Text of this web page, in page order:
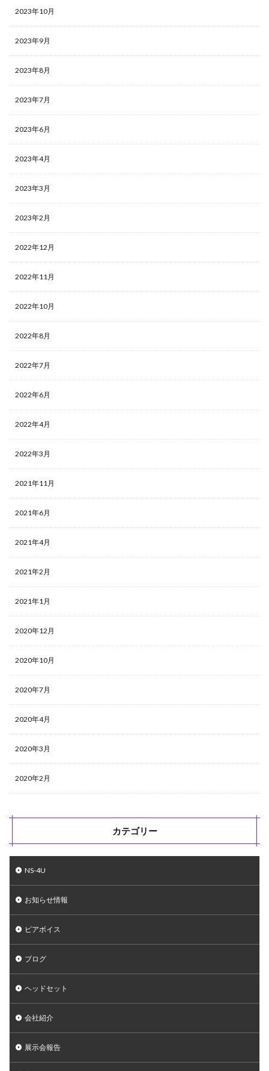
2023年10月
2023年9月
2023年8月
2023年7月
2023年6月
2023年4月
2023年3月
2023年2月
2022年12月
2022年11月
2022年10月
2022年8月
2022年7月
2022年6月
2022年4月
2022年3月
2021年11月
2021年6月
2021年4月
2021年2月
2021年1月
2020年12月
2020年10月
2020年7月
2020年4月
2020年3月
2020年2月
カテゴリー
NS-4U
お知らせ情報
ピアボイス
ブログ
ヘッドセット
会社紹介
展示会報告